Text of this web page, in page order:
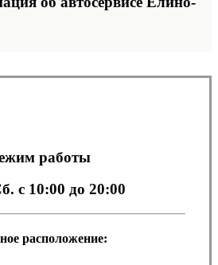
работы
с 10:00 до 20:00
расположение: